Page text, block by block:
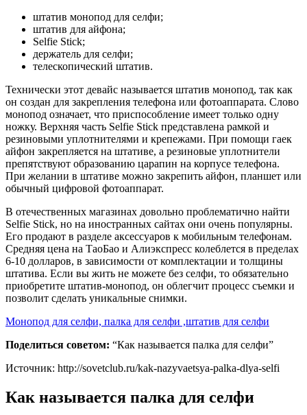
штатив монопод для селфи;
штатив для айфона;
Selfie Stick;
держатель для селфи;
телескопический штатив.
Технически этот девайс называется штатив монопод, так как
он создан для закрепления телефона или фотоаппарата. Слово
монопод означает, что приспособление имеет только одну
ножку. Верхняя часть Selfie Stick представлена рамкой и
резиновыми уплотнителями и крепежами. При помощи гаек
айфон закрепляется на штативе, а резиновые уплотнители
препятствуют образованию царапин на корпусе телефона.
При желании в штативе можно закрепить айфон, планшет или
обычный цифровой фотоаппарат.
В отечественных магазинах довольно проблематично найти
Selfie Stick, но на иностранных сайтах они очень популярны.
Его продают в разделе аксессуаров к мобильным телефонам.
Средняя цена на ТаоБао и Алиэкспресс колеблется в пределах
6-10 долларов, в зависимости от комплектации и толщины
штатива. Если вы жить не можете без селфи, то обязательно
приобретите штатив-монопод, он облегчит процесс съемки и
позволит сделать уникальные снимки.
Монопод для селфи, палка для селфи ,штатив для селфи
Поделиться советом: “Как называется палка для селфи”
Источник: http://sovetclub.ru/kak-nazyvaetsya-palka-dlya-selfi
Как называется палка для селфи